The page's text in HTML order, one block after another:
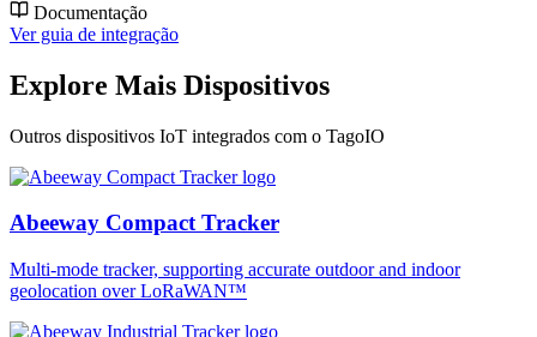
Documentação
Ver guia de integração
Explore Mais Dispositivos
Outros dispositivos IoT integrados com o TagoIO
Abeeway Compact Tracker
Multi-mode tracker, supporting accurate outdoor and indoor
geolocation over LoRaWAN™